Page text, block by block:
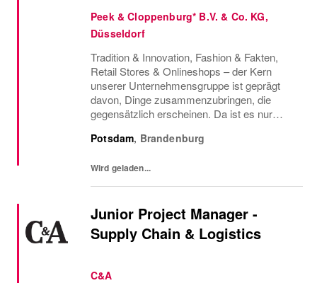
Peek & Cloppenburg* B.V. & Co. KG,
Düsseldorf
Tradition & Innovation, Fashion & Fakten,
Retail Stores & Onlineshops – der Kern
unserer Unternehmensgruppe ist geprägt
davon, Dinge zusammenzubringen, die
gegensätzlich erscheinen. Da ist es nur
vereinen, die so vielfältig sind, wie die Styles,
Potsdam, Brandenburg
Wird geladen...
Junior Project Manager -
Supply Chain & Logistics
C&A